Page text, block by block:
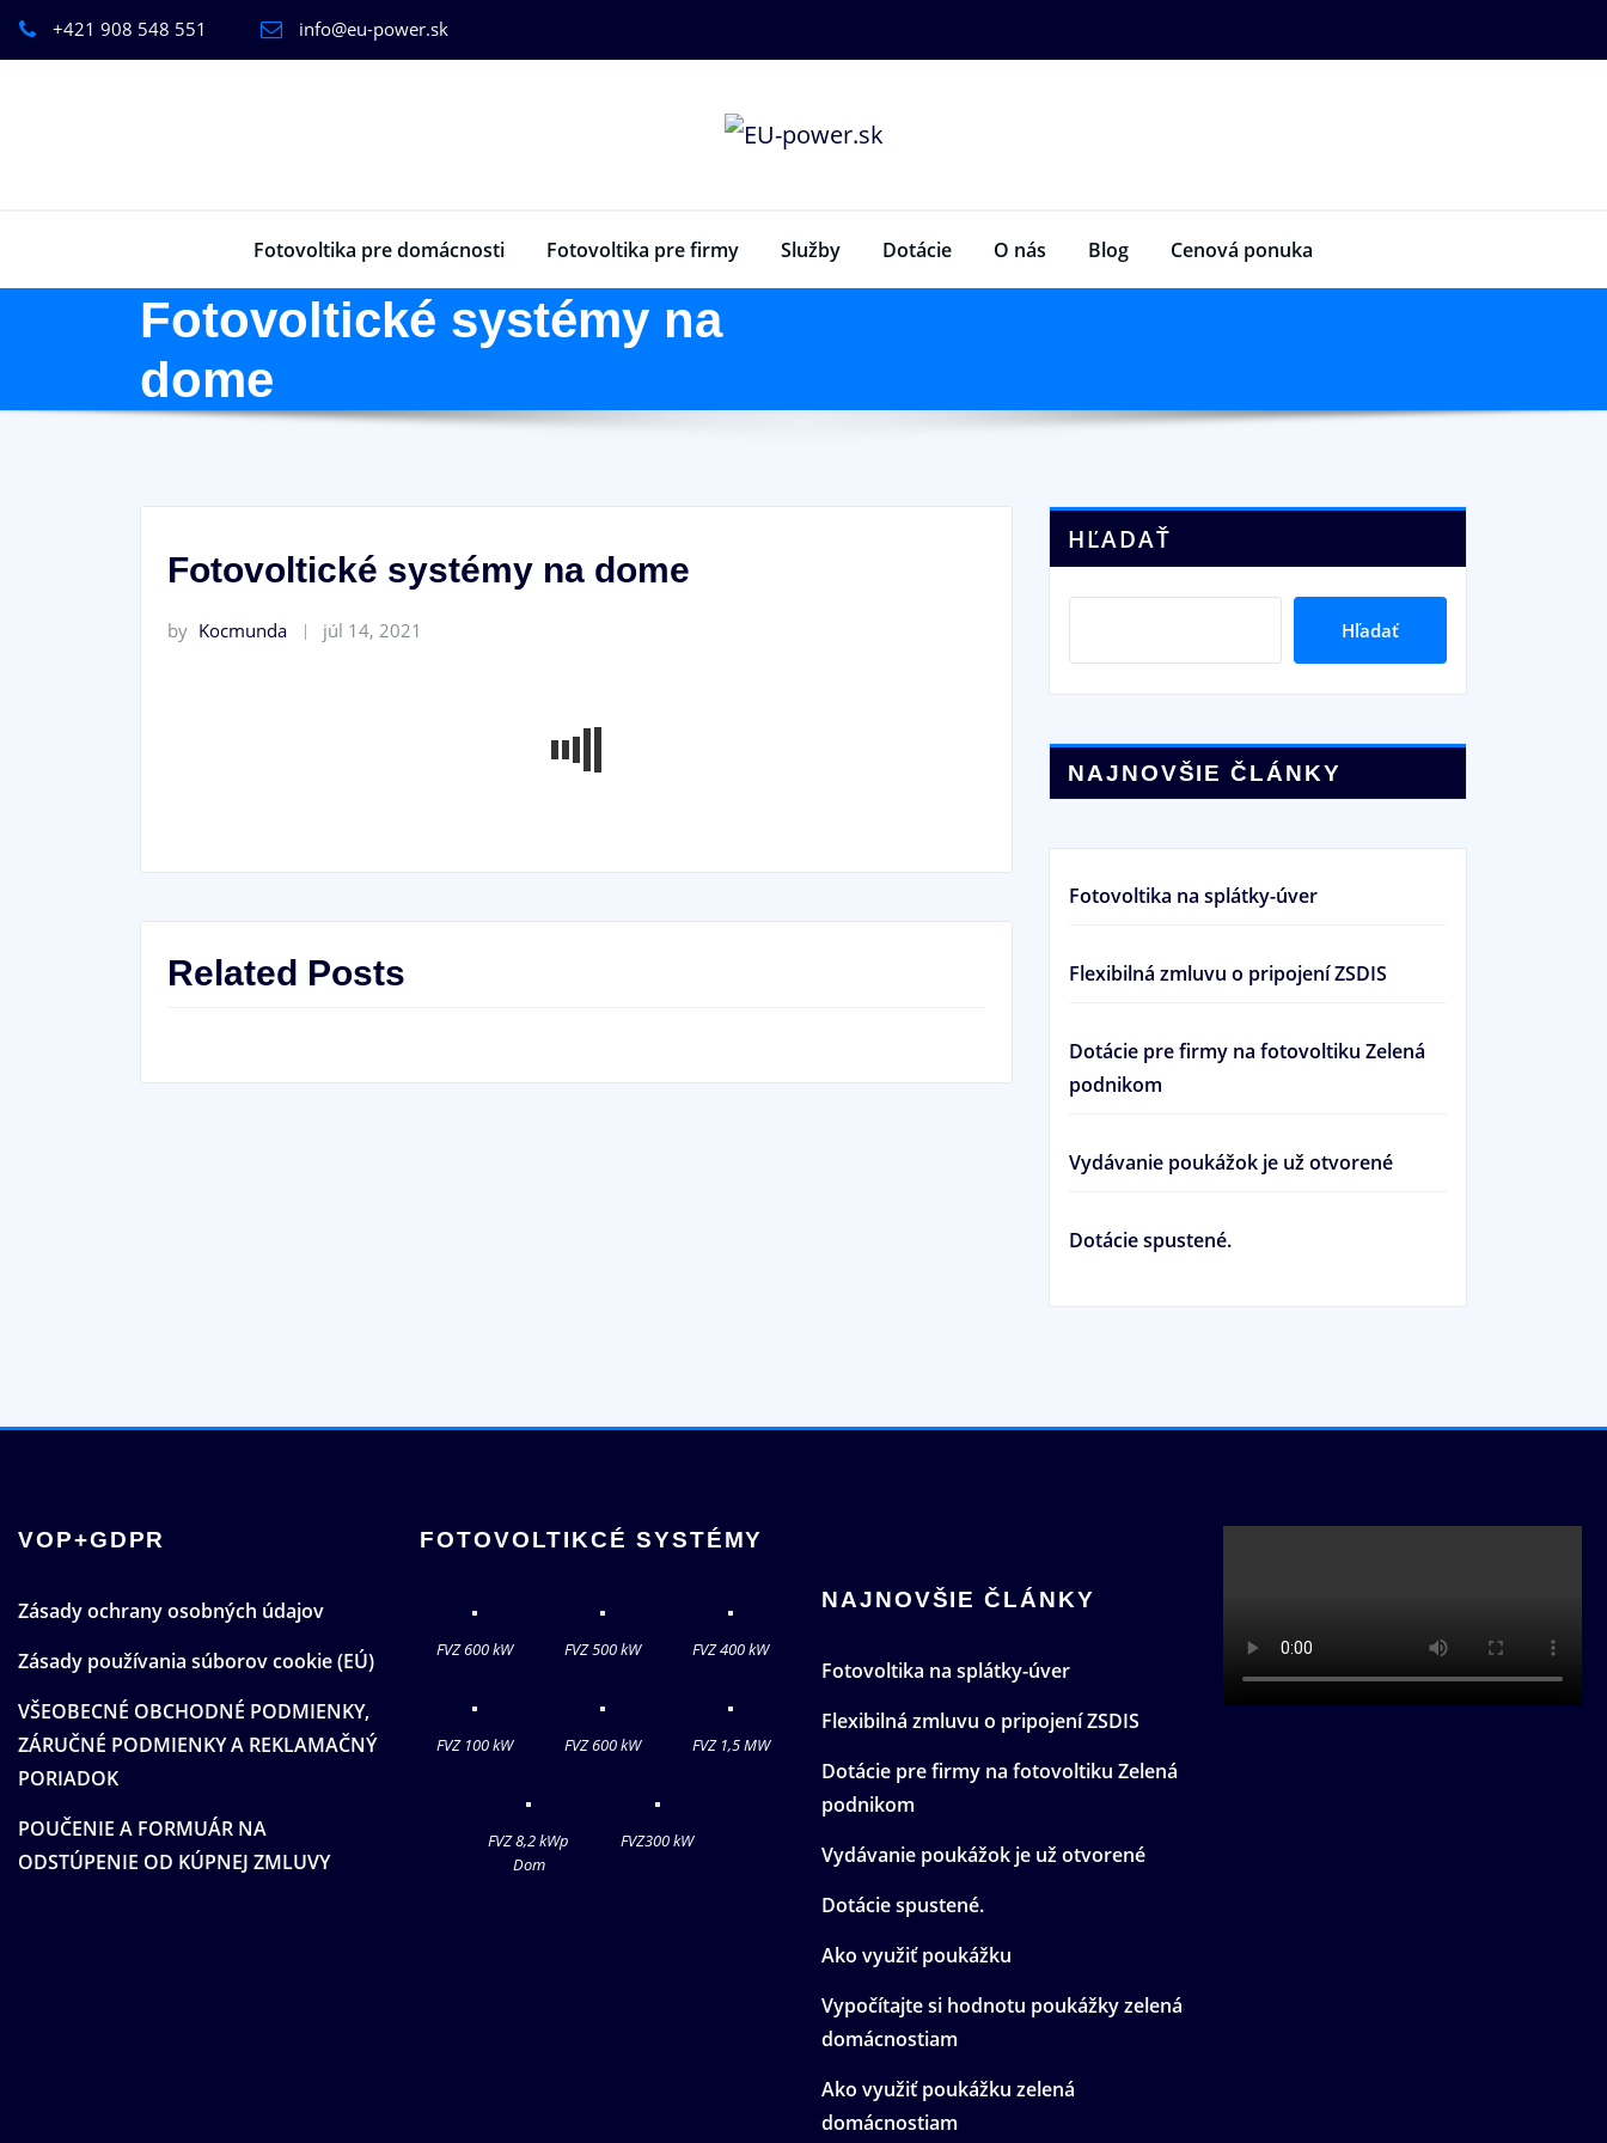
+421 908 548 551 info@eu-power.sk
Fotovoltika pre domácnosti Fotovoltika pre firmy Služby Dotácie O nás Blog Cenová ponuka
Fotovoltické systémy na
dome
Fotovoltické systémy na dome
by Kocmunda júl 14, 2021
Related Posts
HĽADAŤ
Hľadať
NAJNOVŠIE ČLÁNKY
Fotovoltika na splátky-úver
Flexibilná zmluvu o pripojení ZSDIS
Dotácie pre firmy na fotovoltiku Zelená
podnikom
Vydávanie poukážok je už otvorené
Dotácie spustené.
VOP+GDPR
Zásady ochrany osobných údajov
Zásady používania súborov cookie (EÚ)
VŠEOBECNÉ OBCHODNÉ PODMIENKY,
ZÁRUČNÉ PODMIENKY A REKLAMAČNÝ
PORIADOK
POUČENIE A FORMUÁR NA
ODSTÚPENIE OD KÚPNEJ ZMLUVY
FOTOVOLTIKCÉ SYSTÉMY
FVZ 600 kW FVZ 500 kW FVZ 400 kW
FVZ 100 kW FVZ 600 kW FVZ 1,5 MW
FVZ 8,2 kWp
Dom
FVZ300 kW
NAJNOVŠIE ČLÁNKY
Fotovoltika na splátky-úver
Flexibilná zmluvu o pripojení ZSDIS
Dotácie pre firmy na fotovoltiku Zelená
podnikom
Vydávanie poukážok je už otvorené
Dotácie spustené.
Ako využiť poukážku
Vypočítajte si hodnotu poukážky zelená
domácnostiam
Ako využiť poukážku zelená
domácnostiam